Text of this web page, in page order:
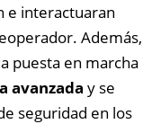
e interactuaran
Además,
puesta en marcha
avanzada y se
seguridad en los